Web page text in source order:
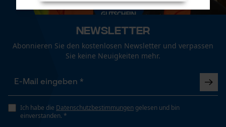
Newsletter
Abonnieren Sie den kostenlosen Newsletter und verpassen
Sie keine Neuigkeiten mehr.
Ich habe die Datenschutzbestimmungen gelesen und bin
einverstanden. *
Notwendige Cookies